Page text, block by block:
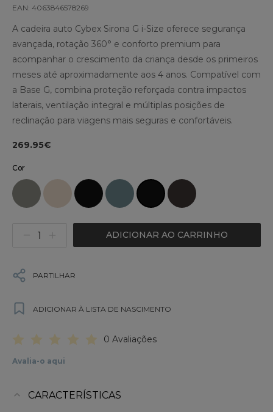
EAN: 4063846578269
A cadeira auto Cybex Sirona G i-Size oferece segurança
avançada, rotação 360° e conforto premium para
acompanhar o crescimento da criança desde os primeiros
meses até aproximadamente aos 4 anos. Compatível com
a Base G, combina proteção reforçada contra impactos
laterais, ventilação integral e múltiplas posições de
reclinação para viagens mais seguras e confortáveis.
269.95€
Cor
ADICIONAR AO CARRINHO
PARTILHAR
ADICIONAR À LISTA DE NASCIMENTO
0 Avaliações
Avalia-o aqui
CARACTERÍSTICAS